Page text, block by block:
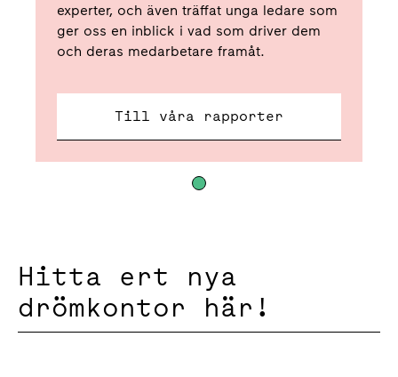
experter, och även träffat unga ledare som
ger oss en inblick i vad som driver dem
och deras medarbetare framåt.
Till våra rapporter
Hitta ert nya
drömkontor här!